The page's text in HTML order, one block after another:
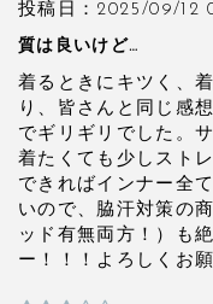
投稿日：2025/09/12
質は良いけど…
着るときにキツく、
り、皆さんと同じ感
でギリギリでした。
着たくても少しスト
できればインナー全
いので、脇汗対策の
ッド有無両方！）も
ー！！！よろしくお